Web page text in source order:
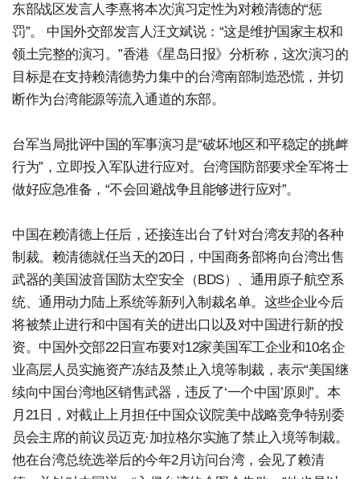
东部战区发言人李熹将本次演习定性为对赖清德的“惩
罚”。 中国外交部发言人汪文斌说：“这是维护国家主权和
领土完整的演习。”香港《星岛日报》分析称，这次演习的
目标是在支持赖清德势力集中的台湾南部制造恐慌，并切
断作为台湾能源等流入通道的东部。
台军当局批评中国的军事演习是“破坏地区和平稳定的挑衅
行为”，立即投入军队进行应对。台湾国防部要求全军将士
做好应急准备，“不会回避战争且能够进行应对”。
中国在赖清德上任后，还接连出台了针对台湾友邦的各种
制裁。赖清德就任当天的20日，中国商务部将向台湾出售
武器的美国波音国防太空安全（BDS）、通用原子航空系
统、通用动力陆上系统等新列入制裁名单。这些企业今后
将被禁止进行和中国有关的进出口以及对中国进行新的投
资。中国外交部22日宣布要对12家美国军工企业和10名企
业高层人员实施资产冻结及禁止入境等制裁，表示“美国继
续向中国台湾地区销售武器，违反了‘一个中国’原则”。本
月21日，对截止上月担任中国众议院美中战略竞争特别委
员会主席的前议员迈克·加拉格尔实施了禁止入境等制裁。
他在台湾总统选举后的今年2月访问台湾，会见了赖清